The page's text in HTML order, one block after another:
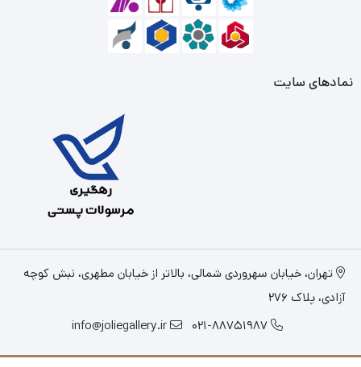
نمادهای سایت
تهران، خیابان سهروردی شمالی، بالاتر از خیابان مطهری، نبش کوچه
آزادی، پلاک 276
021-88751987
info@joliegallery.ir